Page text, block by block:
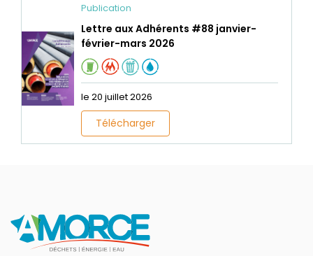
Publication
Lettre aux Adhérents #88 janvier-
février-mars 2026
le 20 juillet 2026
Télécharger